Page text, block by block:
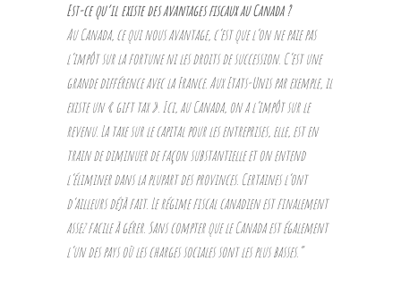
Est-ce qu’il existe des avantages fiscaux au Canada ?
Au Canada, ce qui nous avantage, c’est que l’on ne paie pas
l’impôt sur la fortune ni les droits de succession. C’est une
grande différence avec la France. Aux Etats-Unis par exemple, il
existe un « gift tax ». Ici, au Canada, on a l’impôt sur le
revenu. La taxe sur le capital pour les entreprises, elle, est en
train de diminuer de façon substantielle et on entend
l’éliminer dans la plupart des provinces. Certaines l’ont
d’ailleurs déjà fait. Le régime fiscal canadien est finalement
assez facile à gérer. Sans compter que le Canada est également
l’un des pays où les charges sociales sont les plus basses.”